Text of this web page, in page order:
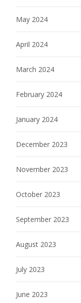
May 2024
April 2024
March 2024
February 2024
January 2024
December 2023
November 2023
October 2023
September 2023
August 2023
July 2023
June 2023